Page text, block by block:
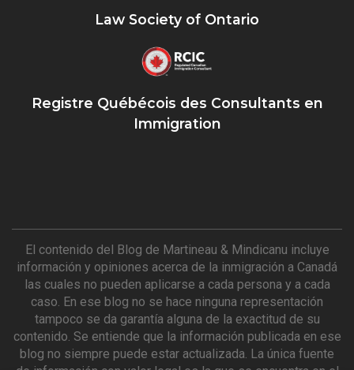
Law Society of Ontario
Registre Québécois des Consultants en
Immigration
El contenido del Blog de Martineau & Mindicanu incluye
información y opiniones acerca de la inmigración a Canadá
las cuales no pueden aplicarse a cada persona y a cada
caso. En ese blog no se hace ninguna representación
tampoco se da garantía alguna de la exactitud de su
contenido. Se entiende que la información publicada en ese
blog no siempre puede estar actualizada. La única fuente